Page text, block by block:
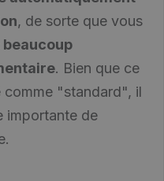
, de sorte que vous
. Bien que ce
"standard", il
importante de